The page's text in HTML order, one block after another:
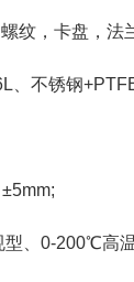
纹，卡盘，法
、不锈钢
、0-200℃高温